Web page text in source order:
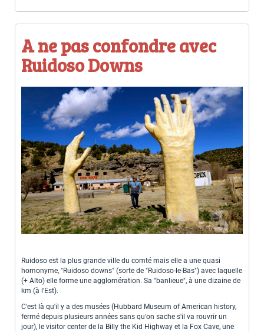
A ne pas confondre avec
Ruidoso Downs
Ruidoso est la plus grande ville du comté mais elle a une quasi
homonyme, "Ruidoso downs" (sorte de "Ruidoso-le-Bas") avec laquelle
(+ Alto) elle forme une agglomération. Sa "banlieue", à une dizaine de
km (à l'Est).
C'est là qu'il y a des musées (Hubbard Museum of American history,
fermé depuis plusieurs années sans qu'on sache s'il va rouvrir un
jour), le visitor center de la Billy the Kid Highway et la Fox Cave, une